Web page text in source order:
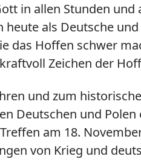
in allen Stunden
heute als Deutsche und
Hoffen schwer
Zeichen der
und zum
Deutschen und
am 18.
von Krieg und